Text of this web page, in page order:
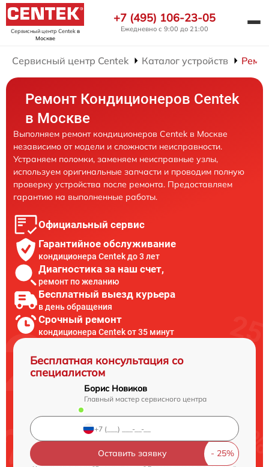
Сервисный центр Centekв
Москве
+7 (495) 106-23-05
Ежедневно с 9:00 до 21:00
Сервисный центр Centek Каталог устройств
Ремонт Кондиционеров Centek
в Москве
Выполняем ремонт кондиционеров Centek в Москве
независимо от модели и сложности неисправности.
Устраняем поломки, заменяем неисправные узлы,
используем оригинальные запчасти и проводим полную
проверку устройства после ремонта. Предоставляем
гарантию на выполненные работы.
Официальный сервис
Гарантийное обслуживание
кондиционера Centek до 3 лет
Диагностика за наш счет,
ремонт по желанию
Бесплатный выезд курьера
в день обращения
Срочный ремонт
кондиционера Centek от 35 минут
Бесплатная консультация со
специалистом
Борис Новиков
Главный мастер сервисного центра
Оставить заявку